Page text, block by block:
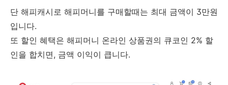
단 해피캐시로 해피머니를 구매할때는 최대 금액이 3만원
입니다.
또 할인 혜택은 해피머니 온라인 상품권의 큐코인 2% 할
인을 합치면, 금액 이익이 큽니다.